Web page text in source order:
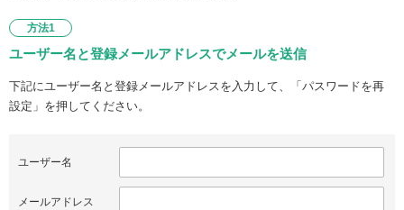
方法1
ユーザー名と登録メールアドレスでメールを送信
下記にユーザー名と登録メールアドレスを入力して、「パスワードを再
設定」を押してください。
ユーザー名
メールアドレス